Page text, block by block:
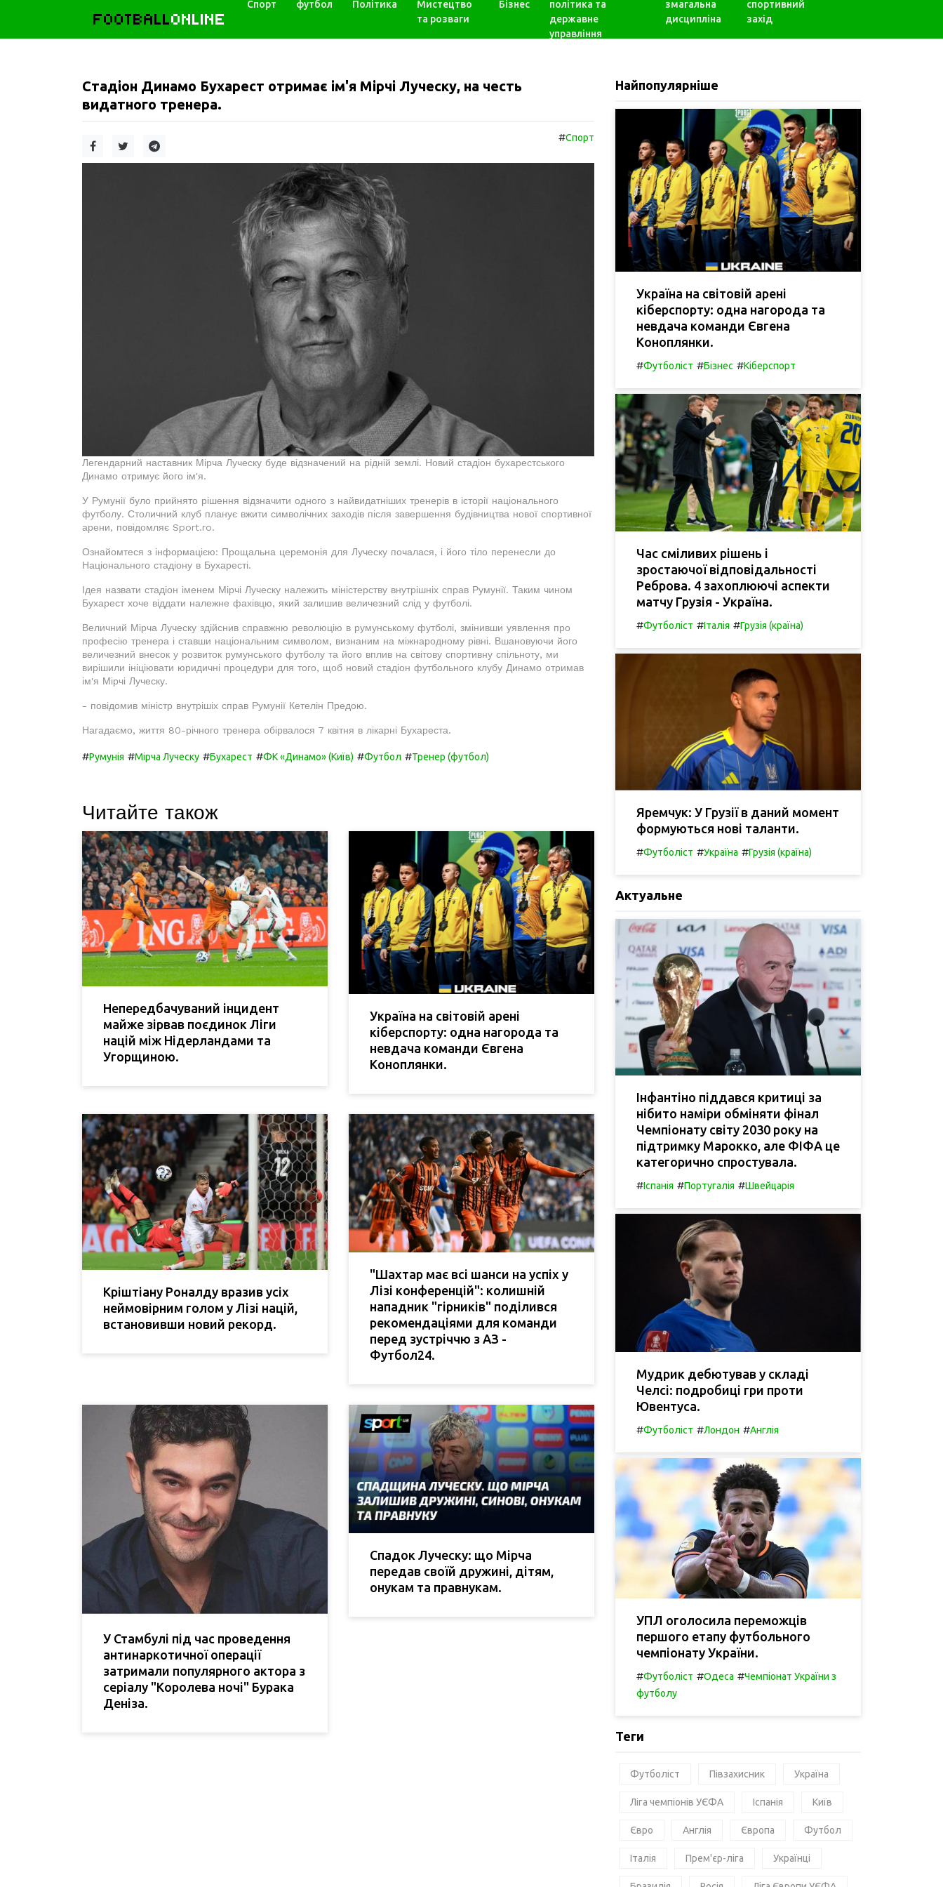
FOOTBALLONLINE
Спорт футбол Політика
Мистецтво
та розваги
Бізнес
політика та
державне
управління
змагальна
дисципліна
спортивний
захід
Стадіон Динамо Бухарест отримає ім'я Мірчі Луческу, на честь
видатного тренера.
#Спорт
Легендарний наставник Мірча Луческу буде відзначений на рідній землі. Новий стадіон бухарестського
Динамо отримує його ім'я.
У Румунії було прийнято рішення відзначити одного з найвидатніших тренерів в історії національного
футболу. Столичний клуб планує вжити символічних заходів після завершення будівництва нової спортивної
арени, повідомляє Sport.ro.
Ознайомтеся з інформацією: Прощальна церемонія для Луческу почалася, і його тіло перенесли до
Національного стадіону в Бухаресті.
Ідея назвати стадіон іменем Мірчі Луческу належить міністерству внутрішніх справ Румунії. Таким чином
Бухарест хоче віддати належне фахівцю, який залишив величезний слід у футболі.
Величний Мірча Луческу здійснив справжню революцію в румунському футболі, змінивши уявлення про
професію тренера і ставши національним символом, визнаним на міжнародному рівні. Вшановуючи його
величезний внесок у розвиток румунського футболу та його вплив на світову спортивну спільноту, ми
вирішили ініціювати юридичні процедури для того, щоб новий стадіон футбольного клубу Динамо отримав
ім'я Мірчі Луческу.
- повідомив міністр внутрішіх справ Румунії Кетелін Предою.
Нагадаємо, життя 80-річного тренера обірвалося 7 квітня в лікарні Бухареста.
#Румунія #Мірча Луческу #Бухарест #ФК «Динамо» (Київ) #Футбол #Тренер (футбол)
Читайте також
Непередбачуваний інцидент
майже зірвав поєдинок Ліги
націй між Нідерландами та
Угорщиною.
Україна на світовій арені
кіберспорту: одна нагорода та
невдача команди Євгена
Коноплянки.
Кріштіану Роналду вразив усіх
неймовірним голом у Лізі націй,
встановивши новий рекорд.
"Шахтар має всі шанси на успіх у
Лізі конференцій": колишній
нападник "гірників" поділився
рекомендаціями для команди
перед зустріччю з АЗ -
Футбол24.
У Стамбулі під час проведення
антинаркотичної операції
затримали популярного актора з
серіалу "Королева ночі" Бурака
Деніза.
Спадок Луческу: що Мірча
передав своїй дружині, дітям,
онукам та правнукам.
Найпопулярніше
Україна на світовій арені
кіберспорту: одна нагорода та
невдача команди Євгена
Коноплянки.
#Футболіст #Бізнес #Кіберспорт
Час сміливих рішень і
зростаючої відповідальності
Реброва. 4 захоплюючі аспекти
матчу Грузія - Україна.
#Футболіст #Італія #Грузія (країна)
Яремчук: У Грузії в даний момент
формуються нові таланти.
#Футболіст #Україна #Грузія (країна)
Актуальне
Інфантіно піддався критиці за
нібито наміри обміняти фінал
Чемпіонату світу 2030 року на
підтримку Марокко, але ФІФА це
категорично спростувала.
#Іспанія #Португалія #Швейцарія
Мудрик дебютував у складі
Челсі: подробиці гри проти
Ювентуса.
#Футболіст #Лондон #Англія
УПЛ оголосила переможців
першого етапу футбольного
чемпіонату України.
#Футболіст #Одеса #Чемпіонат України з
футболу
Теги
Футболіст Півзахисник Україна
Ліга чемпіонів УЄФА Іспанія Київ
Євро Англія Європа Футбол
Італія Прем'єр-ліга Українці